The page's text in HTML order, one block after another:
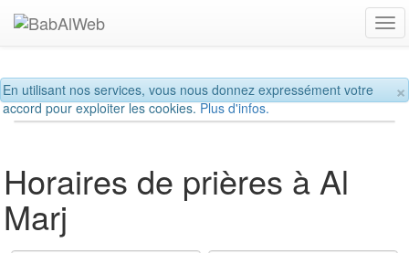
×
En utilisant nos services, vous nous donnez expressément votre
accord pour exploiter les cookies.Plus d'infos.
Horaires de prières à Al
Marj